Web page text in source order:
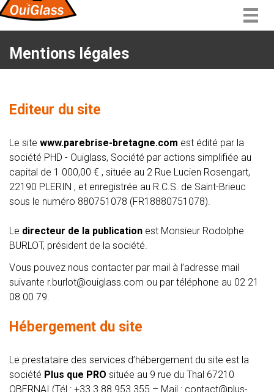
Mentions légales
Editeur du site
Le site www.parebrise-bretagne.com est édité par la
société PHD - Ouiglass, Société par actions simplifiée au
capital de 1 000,00 € , située au 2 Rue Lucien Rosengart,
22190 PLERIN , et enregistrée au R.C.S. de Saint-Brieuc
sous le numéro 880751078 (FR18880751078).
Le directeur de la publication est Monsieur Rodolphe
BURLOT, président de la société.
Vous pouvez nous contacter par mail à l’adresse mail
suivante r.burlot@ouiglass.com ou par téléphone au 02 21
08 00 79.
Hébergement du site
Le prestataire des services d’hébergement du site est la
société Plus que PRO située au 9 rue du Thal 67210
OBERNAI (Tél : +33 3 88 953 355 – Mail : contact@plus-